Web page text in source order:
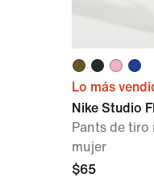
Lo más
Nike Studio
Pants de tiro
mujer
$65